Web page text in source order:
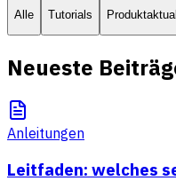
Alle Tutorials
Neueste
Anleitungen
Leitfaden: welches